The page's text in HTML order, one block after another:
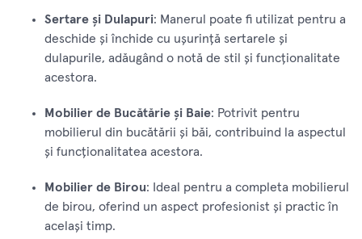
Sertare și Dulapuri: Manerul poate fi utilizat pentru a
deschide și închide cu ușurință sertarele și
dulapurile, adăugând o notă de stil și funcționalitate
acestora.
Mobilier de Bucătărie și Baie: Potrivit pentru
mobilierul din bucătării și băi, contribuind la aspectul
și funcționalitatea acestora.
Mobilier de Birou: Ideal pentru a completa mobilierul
de birou, oferind un aspect profesionist și practic în
același timp.